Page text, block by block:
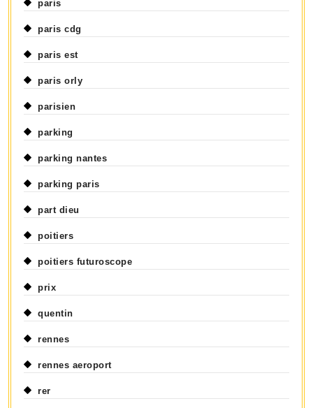
paris
paris cdg
paris est
paris orly
parisien
parking
parking nantes
parking paris
part dieu
poitiers
poitiers futuroscope
prix
quentin
rennes
rennes aeroport
rer